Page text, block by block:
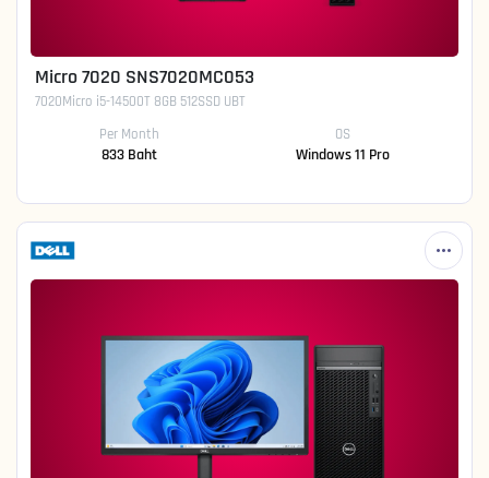
Micro 7020 SNS7020MC053
7020Micro i5-14500T 8GB 512SSD UBT
Per Month
833 Baht
OS
Windows 11 Pro